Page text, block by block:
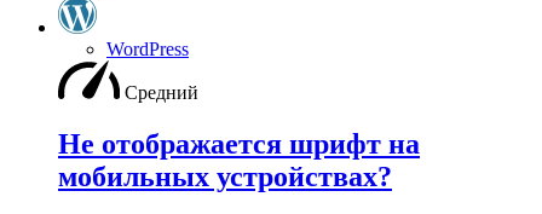
WordPress
Средний
Не отображается шрифт на
мобильных устройствах?